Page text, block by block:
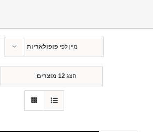
מיין לפיפופולאריות
הצג 12 מוצרים